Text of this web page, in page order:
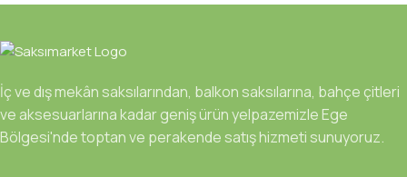
İç ve dış mekân saksılarından, balkon saksılarına, bahçe çitleri
ve aksesuarlarına kadar geniş ürün yelpazemizle Ege
Bölgesi'nde toptan ve perakende satış hizmeti sunuyoruz.